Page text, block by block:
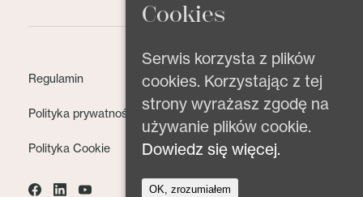
Regulamin
Polityka prywatności
Polityka Cookie
Cookies
Serwis korzysta z plików
cookies. Korzystając z tej
strony wyrażasz zgodę na
używanie plików cookie.
Dowiedz się więcej.
OK, zrozumiałem